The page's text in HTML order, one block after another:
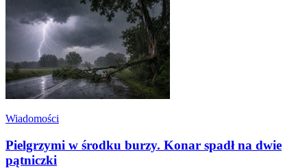
Wiadomości
Pielgrzymi w środku burzy. Konar spadł na dwie
pątniczki